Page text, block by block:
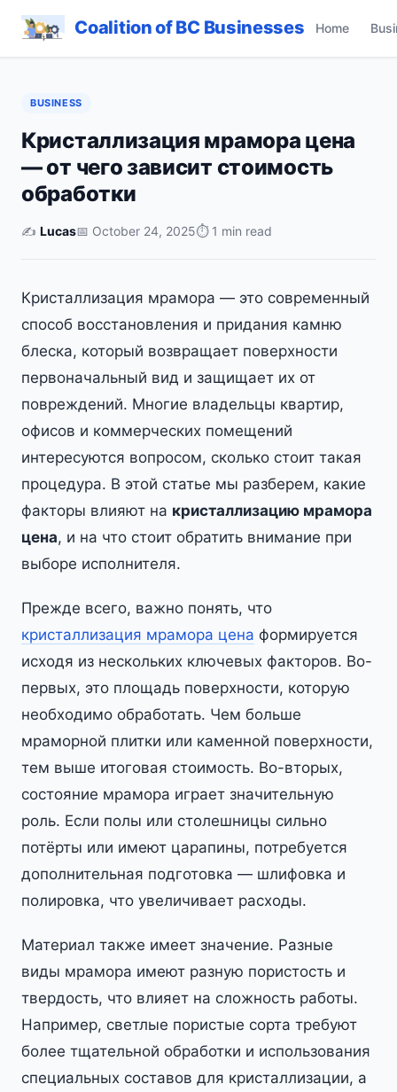
Coalition of BC Businesses Home
BUSINESS
Кристаллизация мрамора цена
— от чего зависит стоимость
обработки
✍️ Lucas📅 October 24, 2025⏱ 1 min read
Кристаллизация мрамора — это современный
способ восстановления и придания камню
блеска, который возвращает поверхности
первоначальный вид и защищает их от
повреждений. Многие владельцы квартир,
офисов и коммерческих помещений
интересуются вопросом, сколько стоит такая
процедура. В этой статье мы разберем, какие
факторы влияют на кристаллизацию мрамора
цена, и на что стоит обратить внимание при
выборе исполнителя.
Прежде всего, важно понять, что
кристаллизация мрамора цена формируется
исходя из нескольких ключевых факторов. Во-
первых, это площадь поверхности, которую
необходимо обработать. Чем больше
мраморной плитки или каменной поверхности,
тем выше итоговая стоимость. Во-вторых,
состояние мрамора играет значительную
роль. Если полы или столешницы сильно
потёрты или имеют царапины, потребуется
дополнительная подготовка — шлифовка и
полировка, что увеличивает расходы.
Материал также имеет значение. Разные
виды мрамора имеют разную пористость и
твердость, что влияет на сложность работы.
Например, светлые пористые сорта требуют
более тщательной обработки и использования
специальных составов для кристаллизации, а